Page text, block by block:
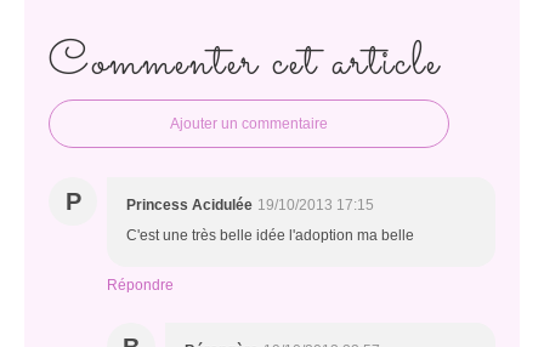
Commenter cet article
Ajouter un commentaire
P Princess Acidulée 19/10/2013 17:15
C'est une très belle idée l'adoption ma belle
Répondre